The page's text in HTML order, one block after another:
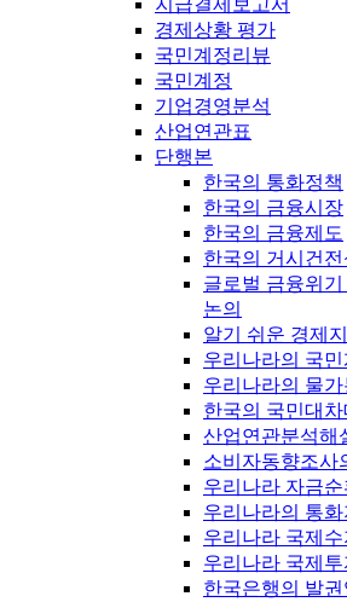
지급결제보고서
경제상황 평가
국민계정리뷰
국민계정
기업경영분석
산업연관표
단행본
한국의 통화정책
한국의 금융시장
한국의 금융제도
한국의 거시건전
글로벌 금융위
논의
알기 쉬운 경제
우리나라의 국민
우리나라의 물가
한국의 국민대
산업연관분석해
소비자동향조사
우리나라 자금
우리나라의 통
우리나라 국제
우리나라 국제
한국은행의 발권